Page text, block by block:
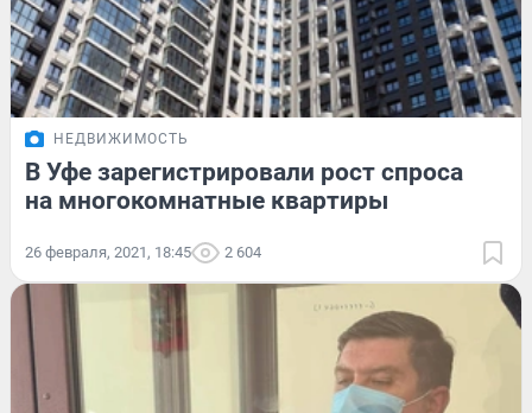
НЕДВИЖИМОСТЬ
В Уфе зарегистрировали рост спроса
на многокомнатные квартиры
26 февраля, 2021, 18:45 2 604